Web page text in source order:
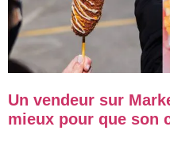
Un vendeur sur
mieux pour que son